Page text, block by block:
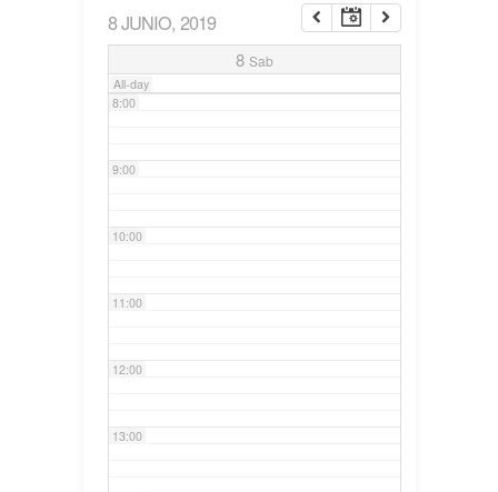
8 JUNIO, 2019
8 Sab
All-day
7:00
8:00
9:00
10:00
11:00
12:00
13:00